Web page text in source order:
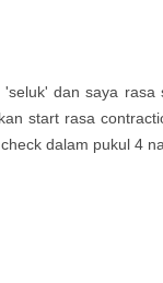
dan saya rasa
start rasa
dalam pukul 4